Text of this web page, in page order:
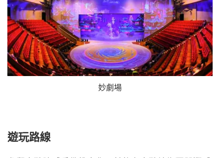
妙劇場
遊玩路線